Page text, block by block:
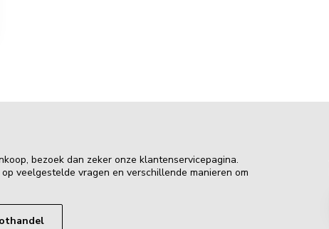
bezoek dan zeker onze klantenservicepagina.
veelgestelde vragen en verschillende manieren om